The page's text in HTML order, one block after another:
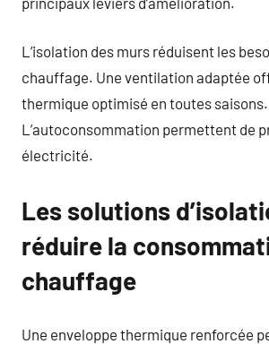
L’isolation des murs réduisent les
chauffage. Une ventilation adaptée
thermique optimisé en toutes saisons.
L’autoconsommation permettent de
électricité.
Les solutions
réduire la
chauffage
Une enveloppe thermique renforcée